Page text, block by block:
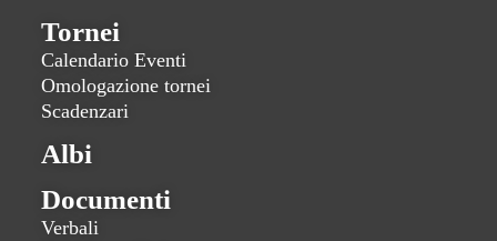
Tornei
Calendario Eventi
Omologazione tornei
Scadenzari
Albi
Documenti
Verbali